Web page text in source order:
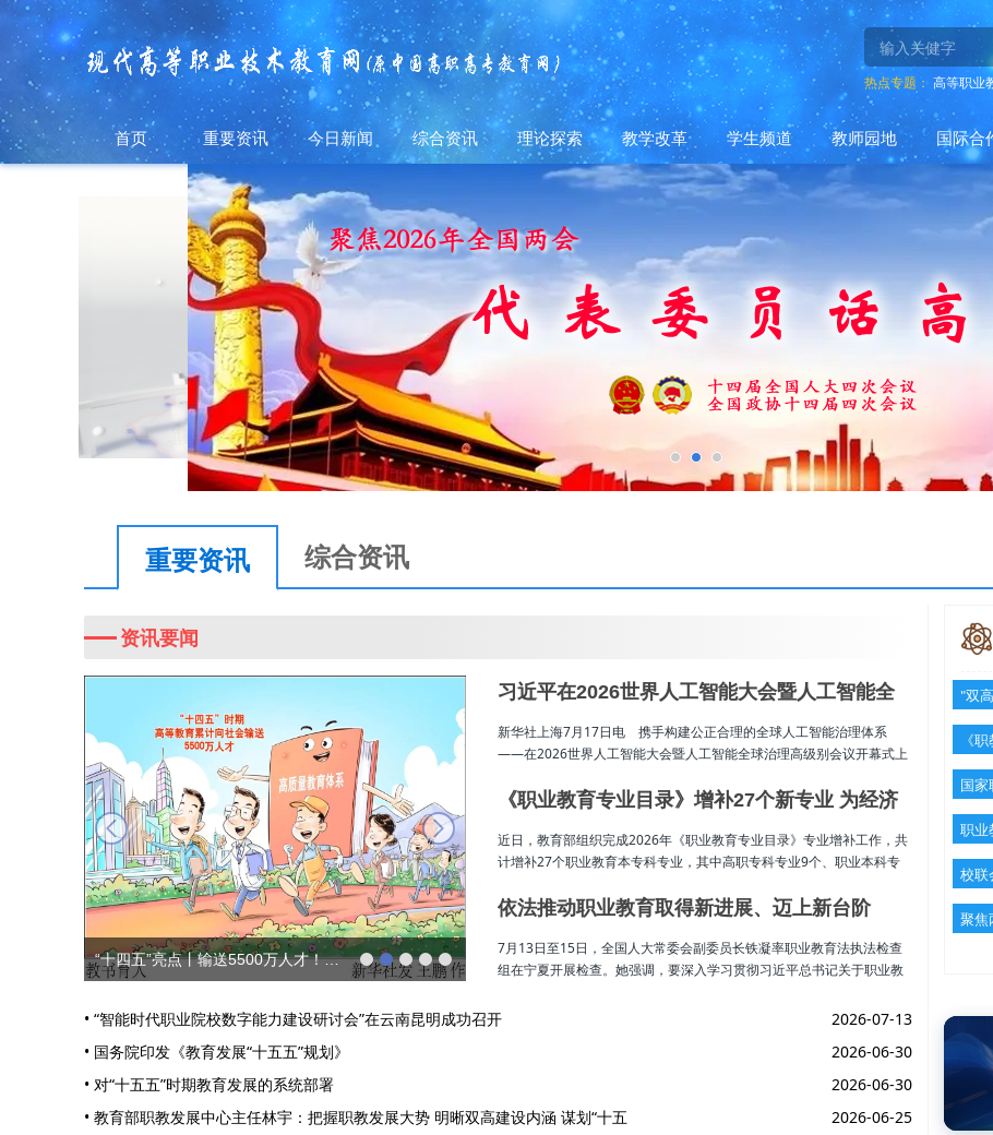
热点专题： 高等职业
首页 重要资讯 今日新闻 综合资讯 理论探索 教学改革 学生频道 教师园地 国际合
重要资讯 综合资讯
资讯要闻
next
“十四五”亮点丨输送5500万人才！…
习近平在2026世界人工智能大会暨人工智能全
球治理高级别会议开幕式上的主旨讲话（全文）
新华社上海7月17日电 携手构建公正合理的全球人工智能治理体系
——在2026世界人工智能大会暨人工智能全球治理高级别会议开幕式上
敬的各位同事、各位来宾，女士们，先生们，朋友们： 70年前，一
《职业教育专业目录》增补27个新专业 为经济
社会高质量发展提供人才支撑
近日，教育部组织完成2026年《职业教育专业目录》专业增补工作，共
计增补27个职业教育本专科专业，其中高职专科专业9个、职业本科专
单元。此次专业目录增补紧扣国家“十五五”规划纲要和《教育发展“十
依法推动职业教育取得新进展、迈上新台阶
7月13日至15日，全国人大常委会副委员长铁凝率职业教育法执法检查
组在宁夏开展检查。她强调，要深入学习贯彻习近平总书记关于职业教
面有效贯彻实施职业教育法，推动职业教育取得新进展、迈上新台阶。
• “智能时代职业院校数字能力建设研讨会”在云南昆明成功召开
2026-07-13
• 国务院印发《教育发展“十五五”规划》
2026-06-30
• 对“十五五”时期教育发展的系统部署
2026-06-30
• 教育部职教发展中心主任林宇：把握职教发展大势 明晰双高建设内涵 谋划“十五
2026-06-25
"双
《
国家
职业
校联
聚焦